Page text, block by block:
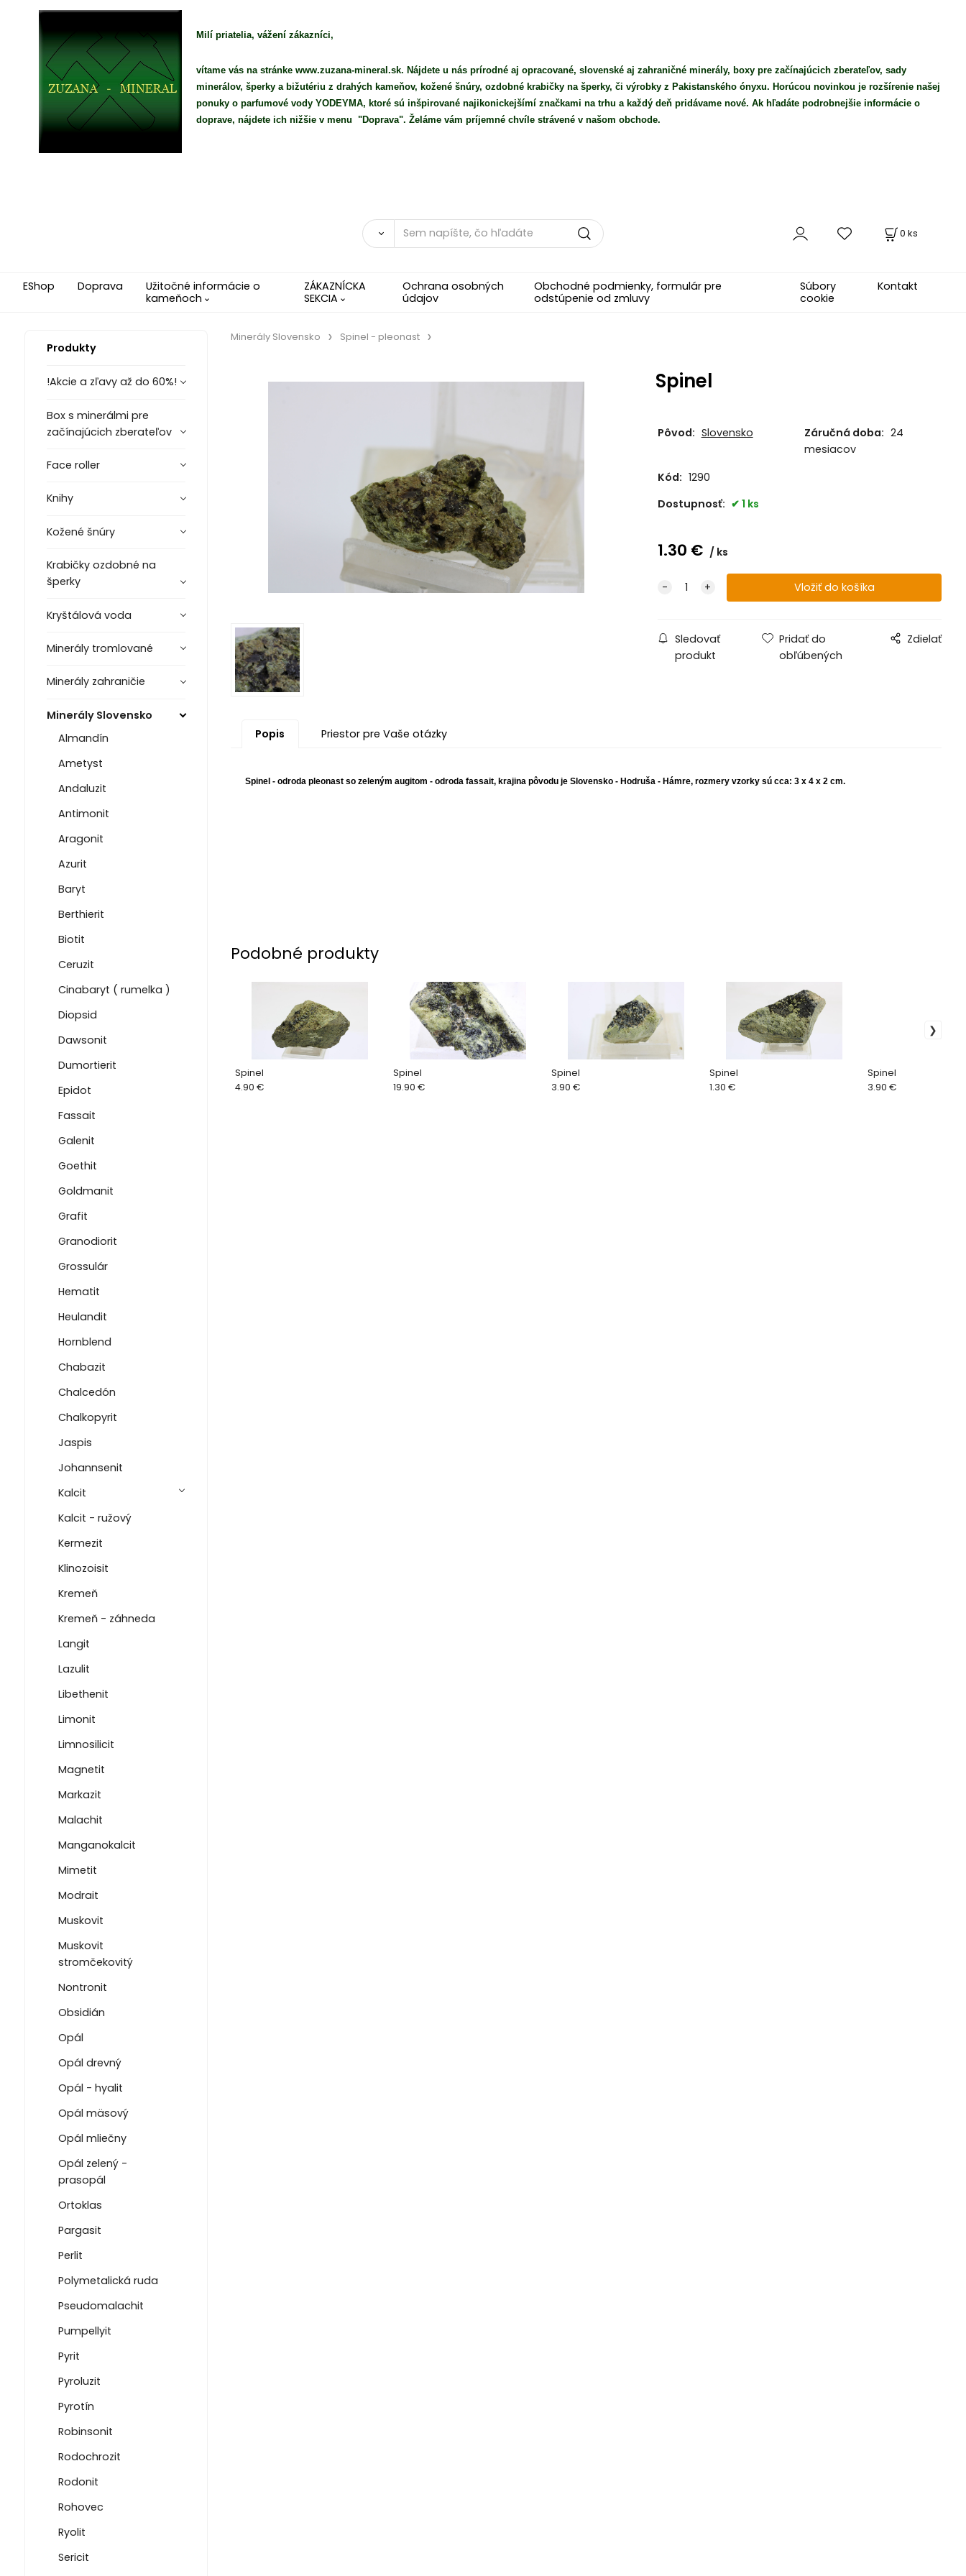
Milí priatelia, vážení zákazníci,
vítame vás na stránke www.zuzana-mineral.sk. Nájdete u nás prírodné aj opracované, slovenské aj zahraničné minerály, boxy pre začínajúcich zberateľov, sady
minerálov, šperky a bižutériu z drahých kameňov, kožené šnúry, ozdobné krabičky na šperky, či výrobky z Pakistanského ónyxu. Horúcou novinkou je rozšírenie našej
ponuky o parfumové vody YODEYMA, ktoré sú inšpirované najikonickejšímí značkami na trhu a každý deň pridávame nové. Ak hľadáte podrobnejšie informácie o
doprave, nájdete ich nižšie v menu "Doprava". Želáme vám príjemné chvíle strávené v našom obchode.
0 ks
EShop Doprava
Užitočné informácie o
kameňoch
ZÁKAZNÍCKA
SEKCIA
Ochrana osobných
údajov
Obchodné podmienky, formulár pre
odstúpenie od zmluvy
Súbory
cookie
Kontakt
Produkty
!Akcie a zľavy až do 60%!
Box s minerálmi pre
začínajúcich zberateľov
Face roller
Knihy
Kožené šnúry
Krabičky ozdobné na
šperky
Kryštálová voda
Minerály tromlované
Minerály zahraničie
Minerály Slovensko
Almandín
Ametyst
Andaluzit
Antimonit
Aragonit
Azurit
Baryt
Berthierit
Biotit
Ceruzit
Cinabaryt ( rumelka )
Diopsid
Dawsonit
Dumortierit
Epidot
Fassait
Galenit
Goethit
Goldmanit
Grafit
Granodiorit
Grossulár
Hematit
Heulandit
Hornblend
Chabazit
Chalcedón
Chalkopyrit
Jaspis
Johannsenit
Kalcit
Kalcit - ružový
Kermezit
Klinozoisit
Kremeň
Kremeň - záhneda
Langit
Lazulit
Libethenit
Limonit
Limnosilicit
Magnetit
Markazit
Malachit
Manganokalcit
Mimetit
Modrait
Muskovit
Muskovit
stromčekovitý
Nontronit
Obsidián
Opál
Opál drevný
Opál - hyalit
Opál mäsový
Opál mliečny
Opál zelený -
prasopál
Ortoklas
Pargasit
Perlit
Polymetalická ruda
Pseudomalachit
Pumpellyit
Pyrit
Pyroluzit
Pyrotín
Robinsonit
Rodochrozit
Rodonit
Rohovec
Ryolit
Sericit
Minerály Slovensko Spinel - pleonast
Spinel
Pôvod: Slovensko Záručná doba: 24
mesiacov
Kód: 1290
Dostupnosť:
1 ks
1.30 € ks
Sledovať
produkt
Pridať do
obľúbených
Zdielať
Popis Priestor pre Vaše otázky
Spinel - odroda pleonast so zeleným augitom - odroda fassait, krajina pôvodu je Slovensko - Hodruša - Hámre, rozmery vzorky sú cca: 3 x 4 x 2 cm.
Podobné produkty
Spinel
4.90 €
Spinel
19.90 €
Spinel
3.90 €
Spinel
1.30 €
Spinel
3.90 €